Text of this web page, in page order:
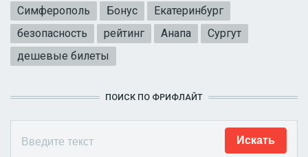
Симферополь
Бонус
Екатеринбург
безопасность
рейтинг Анапа
Сургут
дешевые билеты
ПОИСК ПО ФРИФЛАЙТ